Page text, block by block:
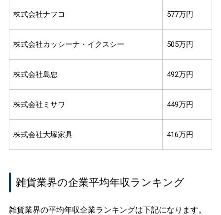
株式会社ナフコ 577万円
株式会社カッシーナ・イクスシー 505万円
株式会社島忠 492万円
株式会社ミサワ 449万円
株式会社大塚家具 416万円
雑貨業界の企業平均年収ランキング
雑貨業界の平均年収企業ランキングは下記になります。